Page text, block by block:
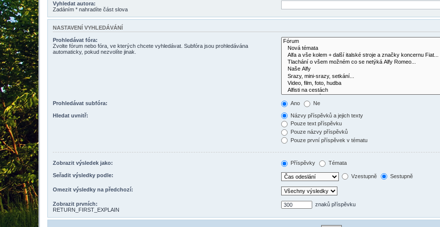
Vyhledat autora:
Zadáním * nahradíte část slova
NASTAVENÍ VYHLEDÁVÁNÍ
Prohledávat fóra:
Zvolte fórum nebo fóra, ve kterých chcete vyhledávat. Subfóra jsou prohledávána
automaticky, pokud nezvolíte jinak.
Prohledávat subfóra: Ano Ne
Hledat uvnitř:
Názvy příspěvků a jejich texty
Pouze text příspěvku
Pouze názvy příspěvků
Pouze první příspěvek v tématu
Zobrazit výsledek jako: Příspěvky Témata
Seřadit výsledky podle: Vzestupně Sestupně
Omezit výsledky na předchozí:
Zobrazit prvních:
RETURN_FIRST_EXPLAIN
znaků příspěvku